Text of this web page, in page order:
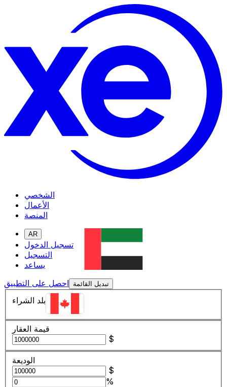
الشخصي
الأعمال
المنصة
AR
تسجيل الدخول
التسجيل
يساعد
احصل على التطبيق
تبديل القائمة
بلد الشراء كندا
قيمة العقار
$
الوديعة
$
%